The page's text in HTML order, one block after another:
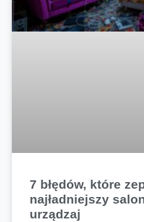
7 błędów, które
najładniejszy
urządzaj